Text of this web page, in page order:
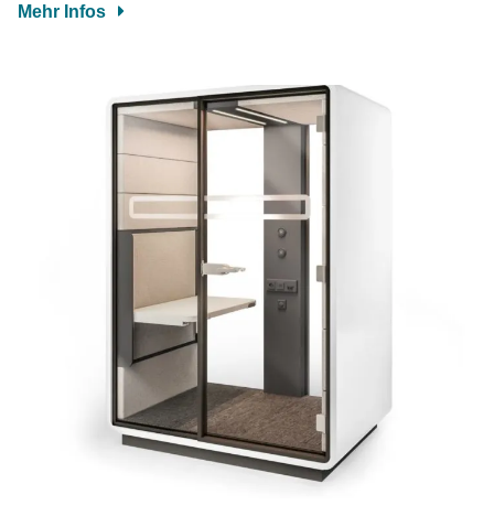
Mehr Infos